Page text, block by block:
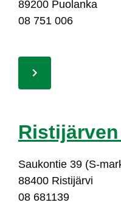
89200 Puo­lan­ka
08 751 006
Sau­kon­tie 39 (S-
88400 Ris­ti­jär­vi
08 681139